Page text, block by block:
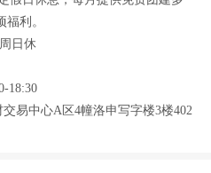
利。
日休
18:30
易中心A区4幢洛申写字楼3楼402